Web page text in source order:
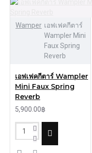
Wamper เอฟเฟคกีตาร์
Wampler Mini
Faux Spring
Reverb
เอฟเฟคกีตาร์ Wampler
Mini Faux Spring
Reverb
5,900.00฿